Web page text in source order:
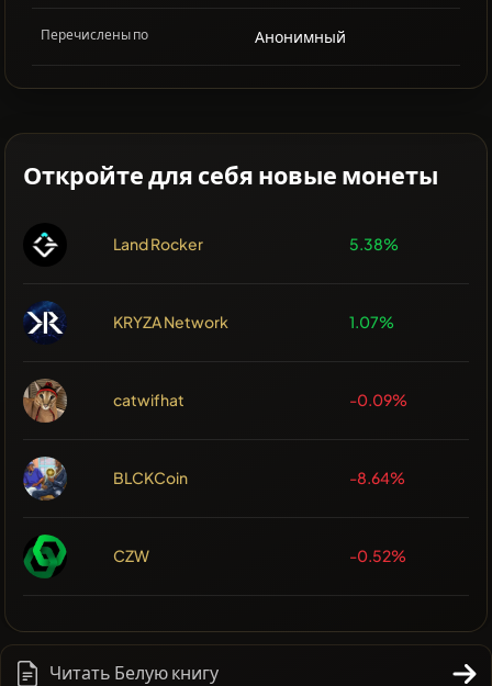
Перечислены по Анонимный
Откройте для себя новые монеты
Land Rocker 5.38%
KRYZA Network 1.07%
catwifhat -0.09%
BLCKCoin -8.64%
CZW -0.52%
Читать Белую книгу